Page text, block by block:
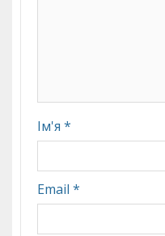
Ім'я *
Email *